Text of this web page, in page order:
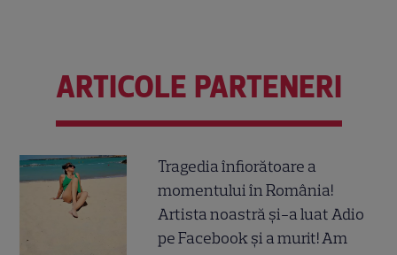
ARTICOLE PARTENERI
Tragedia înfiorătoare a
momentului în România!
Artista noastră și-a luat Adio
pe Facebook și a murit! Am